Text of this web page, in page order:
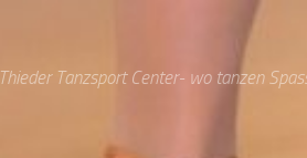
Thieder Tanzsport Center- wo tanzen